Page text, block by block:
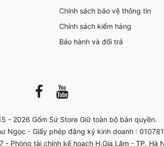
Chính sách bảo vệ thông tin
Chính sách kiểm hàng
Bảo hành và đổi trả
- 2026 Gốm Sứ Store Giữ toàn bộ bản quyền.
Ngọc - Giấy phép đăng ký kinh doanh :
- Phòng tài chính kế hoạch H.Gia Lâm - TP. Hà